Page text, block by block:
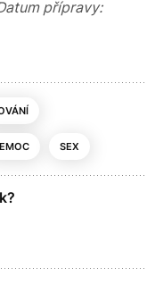
přípravy:
SEX